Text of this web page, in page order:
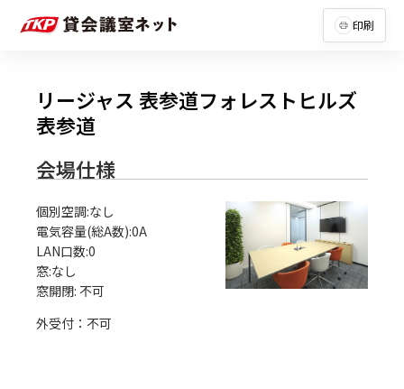
印刷
リージャス 表参道フォレストヒルズ
表参道
会場仕様
個別空調:なし
電気容量(総A数):0A
LAN口数:0
窓:なし
外受付：不可